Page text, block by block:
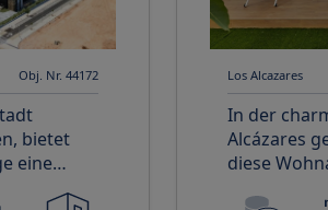
Obj. Nr. 44172
bietet
eine
Los Alcazares
In der
Alcázares
diese
Auswahl